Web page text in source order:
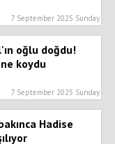
7 September 2025 Sunday
oğlu doğdu!
koydu
7 September 2025 Sunday
Hadise